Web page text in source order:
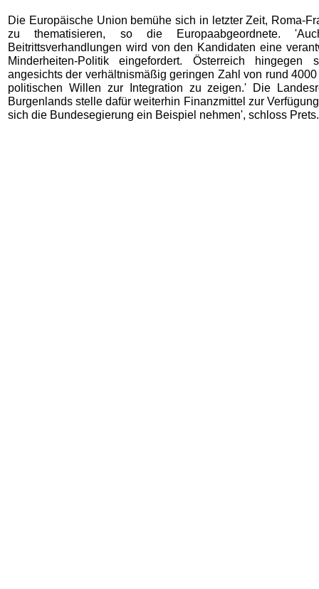
Die Europäische Union bemühe sich in letzter Zeit, Roma-
zu thematisieren, so die Europaabgeordnete.
Beitrittsverhandlungen wird von den Kandidaten eine
Minderheiten-Politik eingefordert. Österreich hingegen
angesichts der verhältnismäßig geringen Zahl von rund
politischen Willen zur Integration zu zeigen.' Die
Burgenlands stelle dafür weiterhin Finanzmittel zur
sich die Bundesegierung ein Beispiel nehmen', schloss Prets.